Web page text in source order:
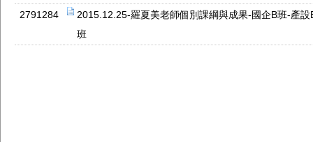
2791284
2015.12.25-羅夏美老師個別課綱與成果-國企B班-產設
班